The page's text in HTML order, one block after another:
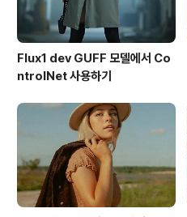
Flux1 dev GUFF 모델에서 Co
ntrolNet 사용하기